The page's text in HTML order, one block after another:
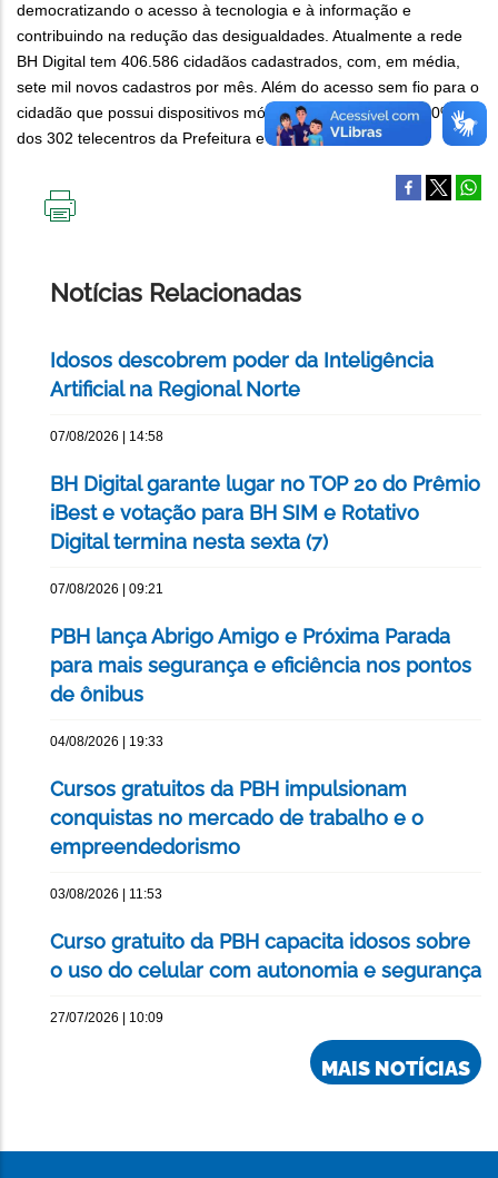
democratizando o acesso à tecnologia e à informação e
contribuindo na redução das desigualdades. Atualmente a rede
BH Digital tem 406.586 cidadãos cadastrados, com, em média,
sete mil novos cadastros por mês. Além do acesso sem fio para o
cidadão que possui dispositivos móveis, o projeto atende 80%
dos 302 telecentros da Prefeitura e conveniados.
Notícias Relacionadas
Idosos descobrem poder da Inteligência
Artificial na Regional Norte
07/08/2026 | 14:58
BH Digital garante lugar no TOP 20 do Prêmio
iBest e votação para BH SIM e Rotativo
Digital termina nesta sexta (7)
07/08/2026 | 09:21
PBH lança Abrigo Amigo e Próxima Parada
para mais segurança e eficiência nos pontos
de ônibus
04/08/2026 | 19:33
Cursos gratuitos da PBH impulsionam
conquistas no mercado de trabalho e o
empreendedorismo
03/08/2026 | 11:53
Curso gratuito da PBH capacita idosos sobre
o uso do celular com autonomia e segurança
27/07/2026 | 10:09
MAIS NOTÍCIAS